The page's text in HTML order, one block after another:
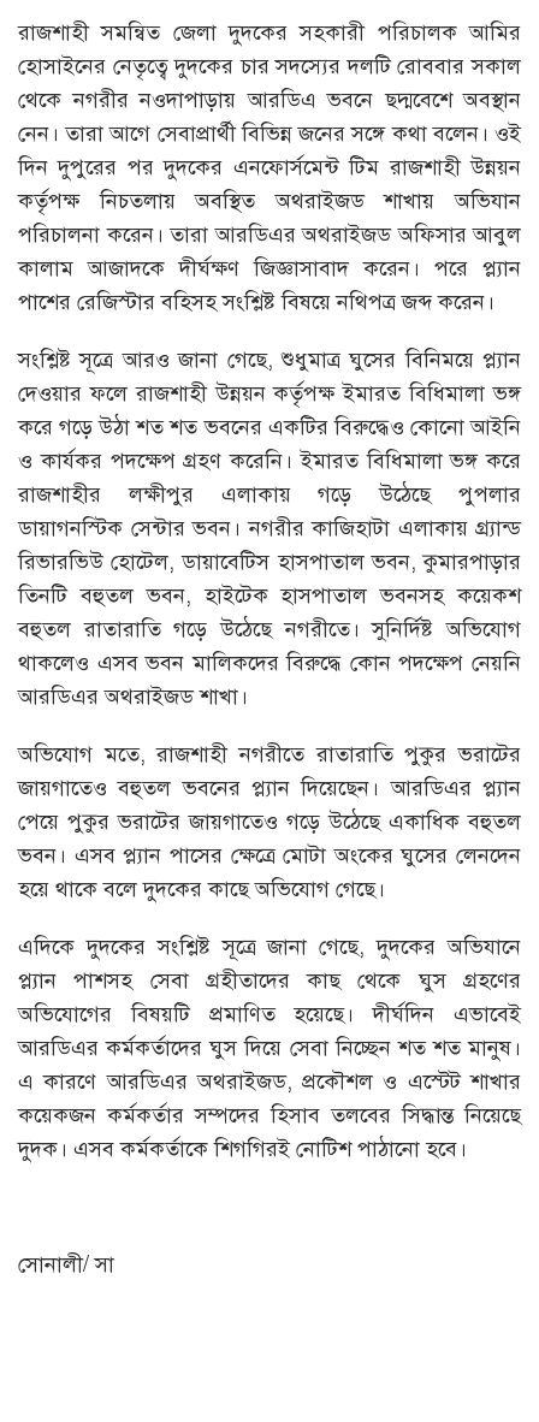
রাজশাহী সমন্বিত জেলা দুদকের সহকারী পরিচালক আমির
হোসাইনের নেতৃত্বে দুদকের চার সদস্যের দলটি রোববার সকাল
থেকে নগরীর নওদাপাড়ায় আরডিএ ভবনে ছদ্মবেশে অবস্থান
নেন। তারা আগে সেবাপ্রার্থী বিভিন্ন জনের সঙ্গে কথা বলেন। ওই
দিন দুপুরের পর দুদকের এনফোর্সমেন্ট টিম রাজশাহী উন্নয়ন
কর্তৃপক্ষ নিচতলায় অবস্থিত অথরাইজড শাখায় অভিযান
পরিচালনা করেন। তারা আরডিএর অথরাইজড অফিসার আবুল
কালাম আজাদকে দীর্ঘক্ষণ জিজ্ঞাসাবাদ করেন। পরে প্ল্যান
পাশের রেজিস্টার বহিসহ সংশ্লিষ্ট বিষয়ে নথিপত্র জব্দ করেন।
সংশ্লিষ্ট সূত্রে আরও জানা গেছে, শুধুমাত্র ঘুসের বিনিময়ে প্ল্যান
দেওয়ার ফলে রাজশাহী উন্নয়ন কর্তৃপক্ষ ইমারত বিধিমালা ভঙ্গ
করে গড়ে উঠা শত শত ভবনের একটির বিরুদ্ধেও কোনো আইনি
ও কার্যকর পদক্ষেপ গ্রহণ করেনি। ইমারত বিধিমালা ভঙ্গ করে
রাজশাহীর লক্ষীপুর এলাকায় গড়ে উঠেছে পুপলার
ডায়াগনস্টিক সেন্টার ভবন। নগরীর কাজিহাটা এলাকায় গ্র্যান্ড
রিভারভিউ হোটেল, ডায়াবেটিস হাসপাতাল ভবন, কুমারপাড়ার
তিনটি বহুতল ভবন, হাইটেক হাসপাতাল ভবনসহ কয়েকশ
বহুতল রাতারাতি গড়ে উঠেছে নগরীতে। সুনির্দিষ্ট অভিযোগ
থাকলেও এসব ভবন মালিকদের বিরুদ্ধে কোন পদক্ষেপ নেয়নি
আরডিএর অথরাইজড শাখা।
অভিযোগ মতে, রাজশাহী নগরীতে রাতারাতি পুকুর ভরাটের
জায়গাতেও বহুতল ভবনের প্ল্যান দিয়েছেন। আরডিএর প্ল্যান
পেয়ে পুকুর ভরাটের জায়গাতেও গড়ে উঠেছে একাধিক বহুতল
ভবন। এসব প্ল্যান পাসের ক্ষেত্রে মোটা অংকের ঘুসের লেনদেন
হয়ে থাকে বলে দুদকের কাছে অভিযোগ গেছে।
এদিকে দুদকের সংশ্লিষ্ট সূত্রে জানা গেছে, দুদকের অভিযানে
প্ল্যান পাশসহ সেবা গ্রহীতাদের কাছ থেকে ঘুস গ্রহণের
অভিযোগের বিষয়টি প্রমাণিত হয়েছে। দীর্ঘদিন এভাবেই
আরডিএর কর্মকর্তাদের ঘুস দিয়ে সেবা নিচ্ছেন শত শত মানুষ।
এ কারণে আরডিএর অথরাইজড, প্রকৌশল ও এস্টেট শাখার
কয়েকজন কর্মকর্তার সম্পদের হিসাব তলবের সিদ্ধান্ত নিয়েছে
দুদক। এসব কর্মকর্তাকে শিগগিরই নোটিশ পাঠানো হবে।
সোনালী/ সা